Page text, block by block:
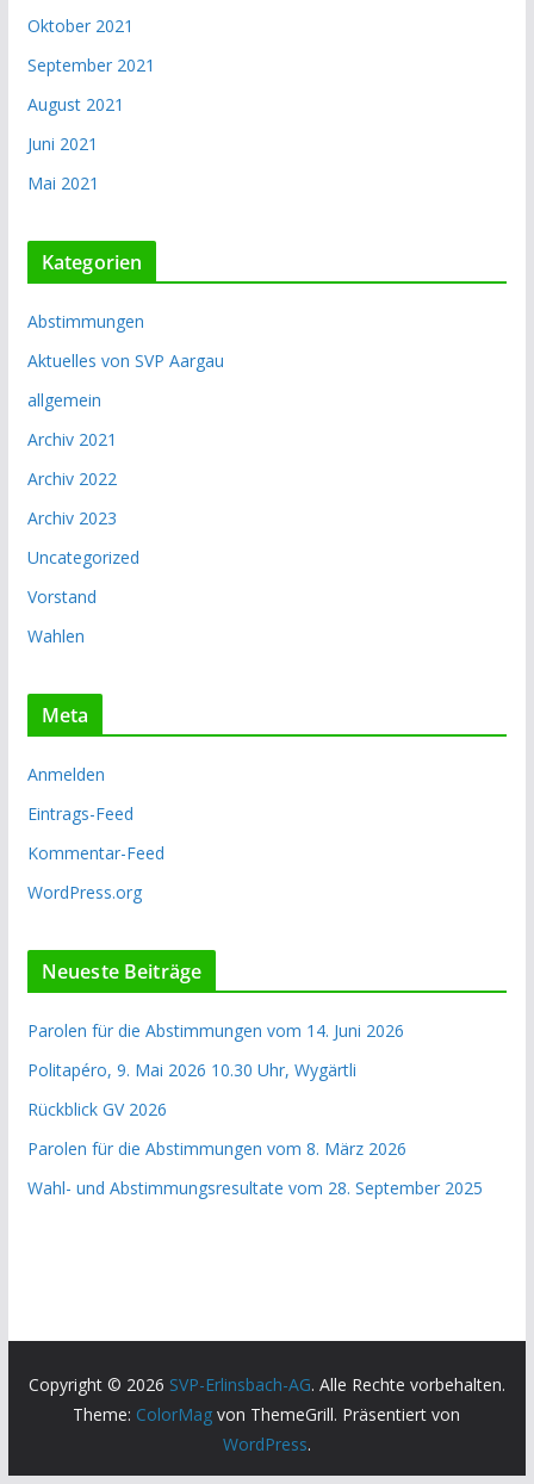
Oktober 2021
September 2021
August 2021
Juni 2021
Mai 2021
Kategorien
Abstimmungen
Aktuelles von SVP Aargau
allgemein
Archiv 2021
Archiv 2022
Archiv 2023
Uncategorized
Vorstand
Wahlen
Meta
Anmelden
Eintrags-Feed
Kommentar-Feed
WordPress.org
Neueste Beiträge
Parolen für die Abstimmungen vom 14. Juni 2026
Politapéro, 9. Mai 2026 10.30 Uhr, Wygärtli
Rückblick GV 2026
Parolen für die Abstimmungen vom 8. März 2026
Wahl- und Ab­stimmungs­resultate vom 28. September 2025
Copyright © 2026 SVP-Erlinsbach-AG. Alle Rechte vorbehalten.
Theme: ColorMag von ThemeGrill. Präsentiert von
WordPress.